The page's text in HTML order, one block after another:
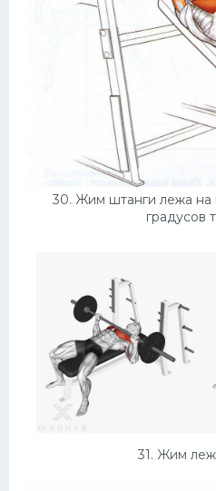
30. Жим штанги лежа на
градусов
31. Жим